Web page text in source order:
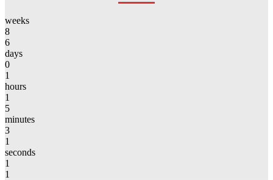
weeks
8
6
days
0
1
hours
1
5
minutes
3
1
seconds
1
1